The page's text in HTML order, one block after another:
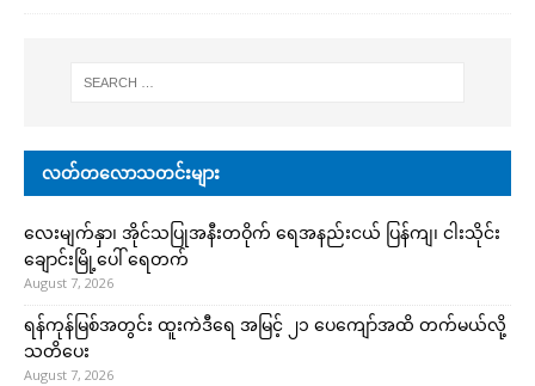
လတ်တလောသတင်းများ
လေးမျက်နှာ၊ အိုင်သပြုအနီးတဝိုက် ရေအနည်းငယ် ပြန်ကျ၊ ငါးသိုင်း
ချောင်းမြို့ပေါ် ရေတက်
August 7, 2026
ရန်ကုန်မြစ်အတွင်း ထူးကဲဒီရေ အ​မြင့် ၂၁ ပေကျော်အထိ တက်မယ်လို့
သတိပေး
August 7, 2026